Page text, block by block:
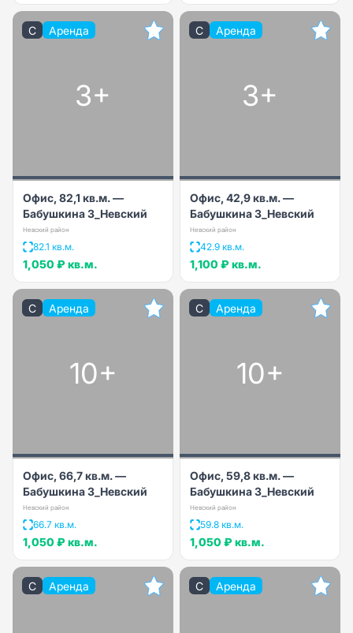
C Аренда
3+
Офис, 82,1 кв.м. —
Бабушкина 3_Невский
Невский район
82.1 кв.м.
1,050 ₽ кв.м.
C Аренда
3+
Офис, 42,9 кв.м. —
Бабушкина 3_Невский
Невский район
42.9 кв.м.
1,100 ₽ кв.м.
C Аренда
10+
Офис, 66,7 кв.м. —
Бабушкина 3_Невский
Невский район
66.7 кв.м.
1,050 ₽ кв.м.
C Аренда
10+
Офис, 59,8 кв.м. —
Бабушкина 3_Невский
Невский район
59.8 кв.м.
1,050 ₽ кв.м.
C Аренда C Аренда